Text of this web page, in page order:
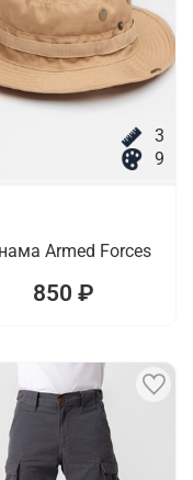
3
9
Armed Forces
850 ₽